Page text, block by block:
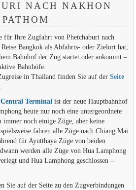
NACH NAKHON
PATHOM
für Ihre Zugfahrt von Phetchaburi nach
Bangkok als Abfahrts- oder Zielort hat,
Bahnhof der Zug startet oder ankommt –
Bahnhöfe.
in Thailand finden Sie auf der Seite
Terminalist der neue Hauptbahnhof
heute nur noch eine untergeordnete
noch einige Züge, aber keine
fahren alle Züge nach Chiang Mai
für Ayutthaya Züge von beiden
werden alle Züge von Hua Lamphong
und Hua Lamphong geschlossen –
Sie auf der Seite zu den Zugverbindungen